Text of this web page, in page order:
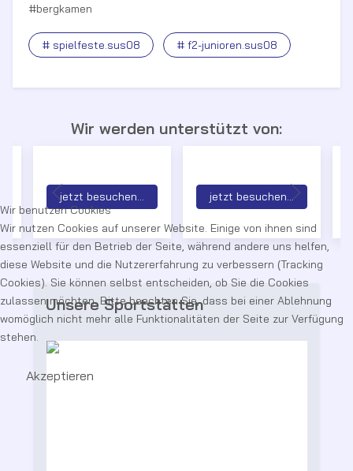
#bergkamen
# spielfeste.sus08 # f2-junioren.sus08
Wir werden unterstützt von:
jetzt besuchen... jetzt besuchen...
Unsere Sportstätten
Wir benutzen Cookies
Wir nutzen Cookies auf unserer Website. Einige von ihnen sind
essenziell für den Betrieb der Seite, während andere uns helfen,
diese Website und die Nutzererfahrung zu verbessern (Tracking
Cookies). Sie können selbst entscheiden, ob Sie die Cookies
zulassen möchten. Bitte beachten Sie, dass bei einer Ablehnung
womöglich nicht mehr alle Funktionalitäten der Seite zur Verfügung
stehen.
Akzeptieren